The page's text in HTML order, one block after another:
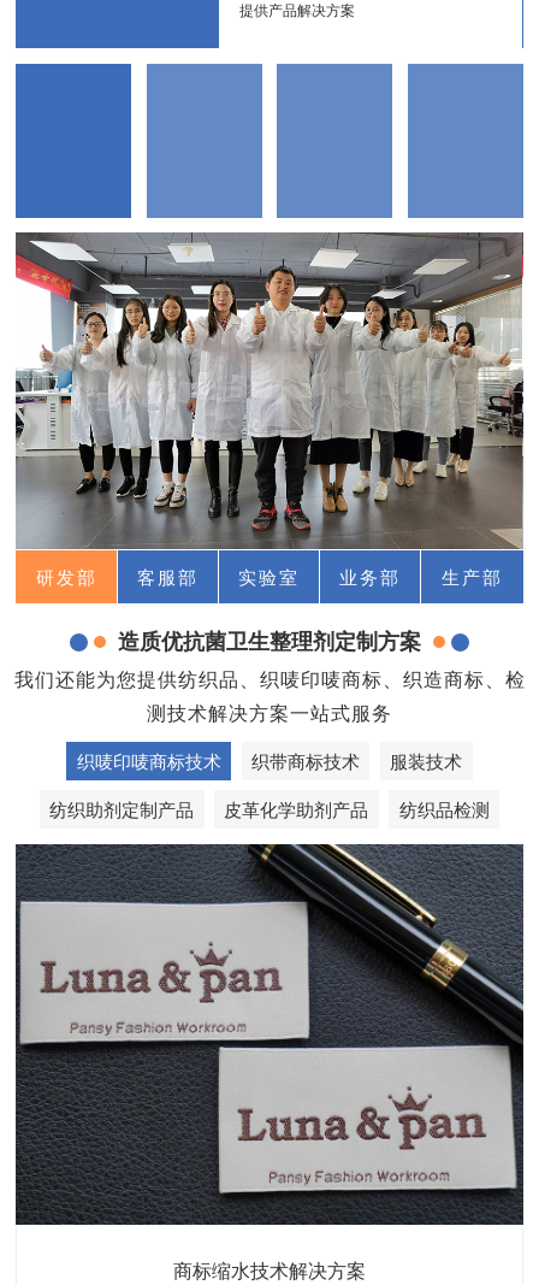
提供产品解决方案
研发部 客服部 实验室 业务部 生产部
造质优抗菌卫生整理剂定制方案
我们还能为您提供纺织品、织唛印唛商标、织造商标、检
测技术解决方案一站式服务
织唛印唛商标技术 织带商标技术 服装技术
纺织助剂定制产品 皮革化学助剂产品 纺织品检测
商标抗染技术解决方案
织带商标缩水技术解决方案
服装色差技术解决方案
纺织品商标固色剂
皮革湿摩擦增进剂